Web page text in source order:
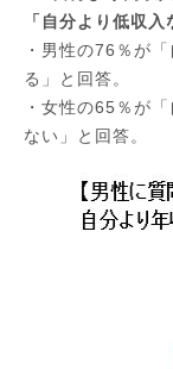
「自分より低収
・男性の76％が
る」と回答。
・女性の65％が
ない」と回答。